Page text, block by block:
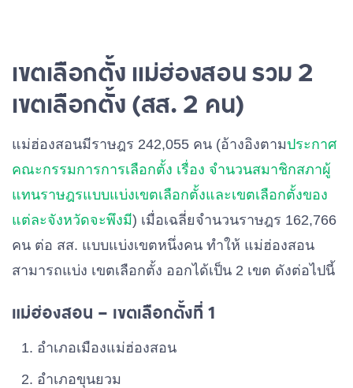
เขตเลือกตั้ง แม่ฮ่องสอน รวม 2
เขตเลือกตั้ง (สส. 2 คน)
แม่ฮ่องสอนมีราษฎร 242,055 คน (อ้างอิงตามประกาศ
คณะกรรมการการเลือกตั้ง เรื่อง จำนวนสมาชิกสภาผู้
แทนราษฎรแบบแบ่งเขตเลือกตั้งและเขตเลือกตั้งของ
แต่ละจังหวัดจะพึงมี) เมื่อเฉลี่ยจำนวนราษฎร 162,766
คน ต่อ สส. แบบแบ่งเขตหนึ่งคน ทำให้ แม่ฮ่องสอน
สามารถแบ่ง เขตเลือกตั้ง ออกได้เป็น 2 เขต ดังต่อไปนี้
แม่ฮ่องสอน – เขตเลือกตั้งที่ 1
อําเภอเมืองแม่ฮ่องสอน
อําเภอขุนยวม